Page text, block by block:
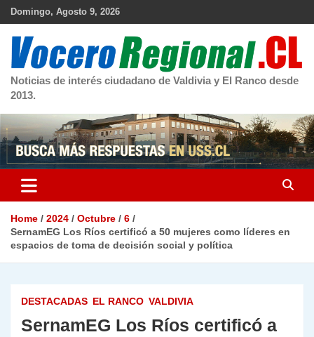
Skip
Domingo, Agosto 9, 2026
Noticias de interés ciudadano de Valdivia y El Ranco desde
2013.
Home 2024 Octubre
6
SernamEG Los Ríos certificó a 50 mujeres como líderes en
espacios de toma de decisión social y política
DESTACADAS EL RANCO VALDIVIA
SernamEG Los Ríos certificó a